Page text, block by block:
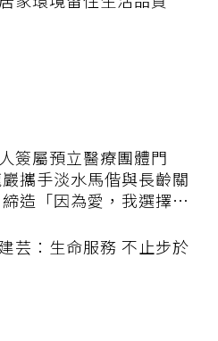
簽屬預立醫療團體門
攜手淡水馬偕與長齡關
造「因為愛，我選擇」
芸：生命服務 不止步於